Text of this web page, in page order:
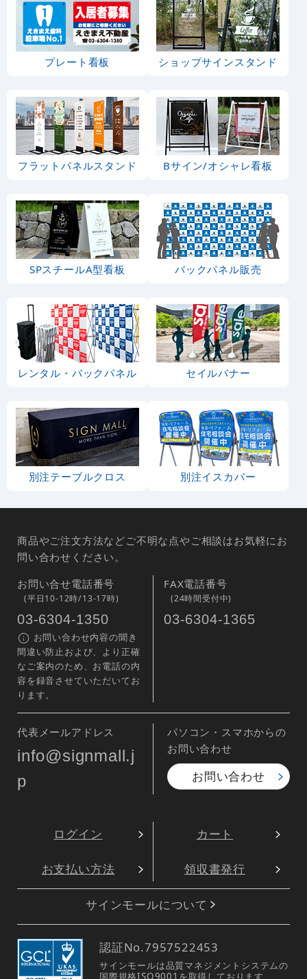
プレート看板 ショップサインスタンド
フラットパネルスタンド Bサイン/オシャレ看板
SPスチールA型看板 バックパネル販売
レンタル・バックパネル セイルバナー
別注テーブルクロス 別注イスカバー
商品やご注文方法などご不明な点やご相談はお気軽にお
問い合わせください。
お問い合せ電話番号
(平日10-12時/13-17時)
03-6304-1350
お問い合わせ内容の聞き
間違い防止および、より正確
なご案内のため、お電話の内
容を録音させていただいてお
ります。
FAX電話番号
(24時間受付中)
03-6304-1365
代表メールアドレス
info@signmall.j
p
パソコン・スマホからの
お問い合わせ
お問い合わせ
ログイン カート
お支払い方法 領収書発行
サインモールについて
認証No.7957522453
サインモールは品質マネジメントシステムの
国際規格ISO9001を取得しております